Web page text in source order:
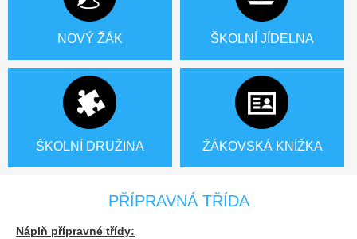
NOVÝ ŽÁK ŠKOLNÍ JÍDELNA
ŠKOLNÍ DRUŽINA ŽÁKOVSKÁ KNÍŽKA
PŘÍPRAVNÁ TŘÍDA
Náplň přípravné třídy: